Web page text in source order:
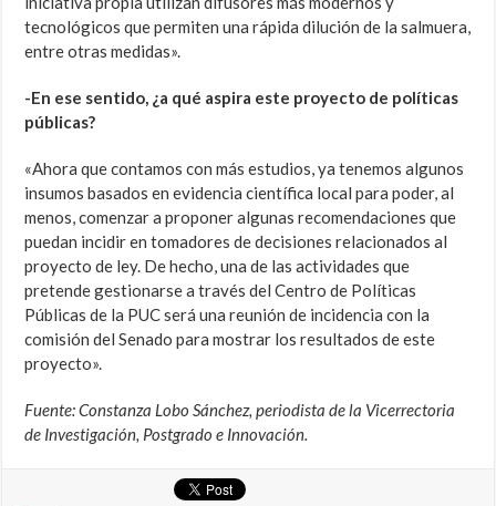
tecnológicos que permiten una rápida dilución de la salmuera,
entre otras medidas».
-En ese sentido, ¿a qué aspira este proyecto de políticas
públicas?
«Ahora que contamos con más estudios, ya tenemos algunos
insumos basados en evidencia científica local para poder, al
menos, comenzar a proponer algunas recomendaciones que
puedan incidir en tomadores de decisiones relacionados al
proyecto de ley. De hecho, una de las actividades que
pretende gestionarse a través del Centro de Políticas
Públicas de la PUC será una reunión de incidencia con la
comisión del Senado para mostrar los resultados de este
proyecto».
Fuente: Constanza Lobo Sánchez, periodista de la Vicerrectoria
de Investigación, Postgrado e Innovación.